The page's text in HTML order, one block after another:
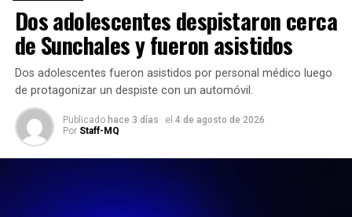
Información en desarrollo
Dos adolescentes despistaron cerca
de Sunchales y fueron asistidos
Dos adolescentes fueron asistidos por personal médico luego
de protagonizar un despiste con un automóvil.
Publicado hace 3 días el 4 de agosto de 2026
Por Staff-MQ